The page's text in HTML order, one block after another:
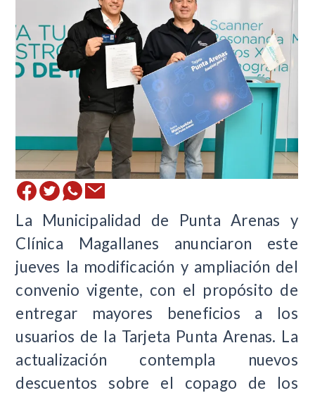
La Municipalidad de Punta Arenas y
Clínica Magallanes anunciaron este
jueves la modificación y ampliación del
convenio vigente, con el propósito de
entregar mayores beneficios a los
usuarios de la Tarjeta Punta Arenas. La
actualización contempla nuevos
descuentos sobre el copago de los